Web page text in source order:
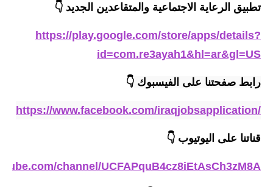
تطبيق الرعاية الاجتماعية والمتقاعدين الجديد 👇
https://play.google.com/store/apps/details?
id=com.re3ayah1&hl=ar&gl=US
رابط صفحتنا على الفيسبوك 👇
https://www.facebook.com/iraqjobsapplication/
قناتنا على اليوتيوب 👇
channel/UCFAPquB4cz8iEtAsCh3zM8A